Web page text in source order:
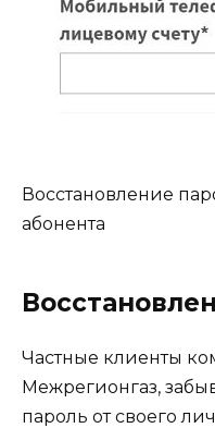
Восстановление
абонента
Частные клиенты
Межрегионгаз,
пароль от своего